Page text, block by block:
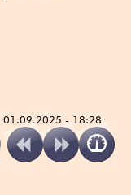
01.09.2025 - 18:28